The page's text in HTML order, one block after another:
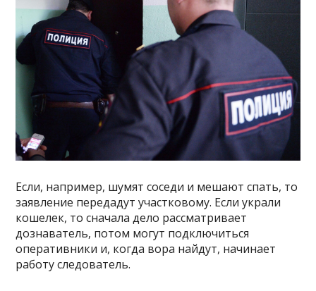
Если, например, шумят соседи и мешают спать, то
заявление передадут участковому. Если украли
кошелек, то сначала дело рассматривает
дознаватель, потом могут подключиться
оперативники и, когда вора найдут, начинает
работу следователь.